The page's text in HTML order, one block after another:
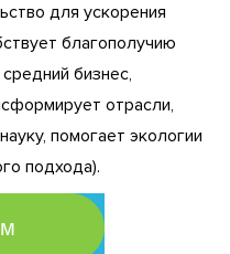
для ускорения
благополучию
бизнес,
отрасли,
помогает экологии
подхода).